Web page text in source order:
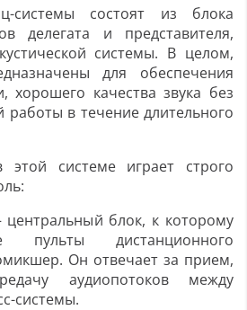
системы состоят из блока
делегата и представителя,
системы. В целом,
для обеспечения
хорошего качества звука без
работы в течение длительного
системе играет строго
блок, к которому
пульты дистанционного
Он отвечает за прием,
аудиопотоков между
системы.